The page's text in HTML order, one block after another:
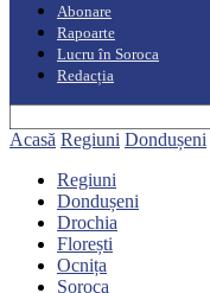
Abonare
Rapoarte
Lucru în Soroca
Redacția
Acasă Regiuni Dondușeni
Regiuni
Dondușeni
Drochia
Florești
Ocnița
Soroca